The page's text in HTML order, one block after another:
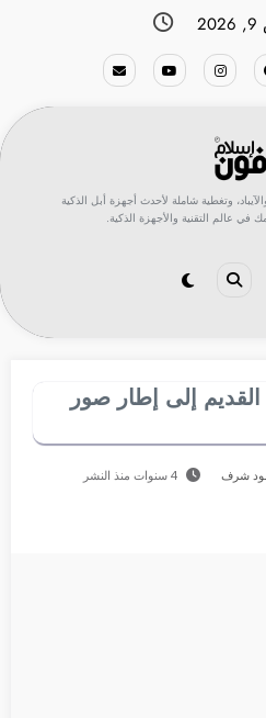
وتغطية شاملة لأحدث أجهزة أبل الذكية
في عالم التقنية والأجهزة الذكية.
القديم إلى إطار صور
شرف 4 سنوات منذ النشر